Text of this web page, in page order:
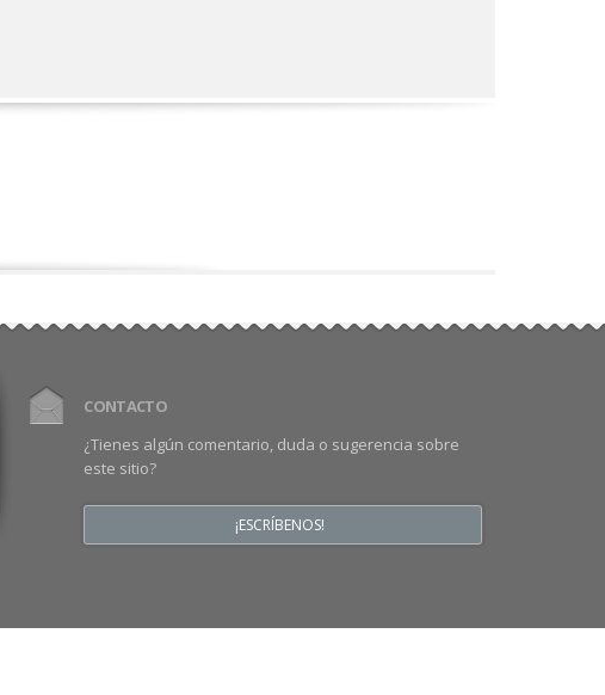
CONTACTO
¿Tienes algún comentario, duda o sugerencia sobre
este sitio?
¡ESCRÍBENOS!